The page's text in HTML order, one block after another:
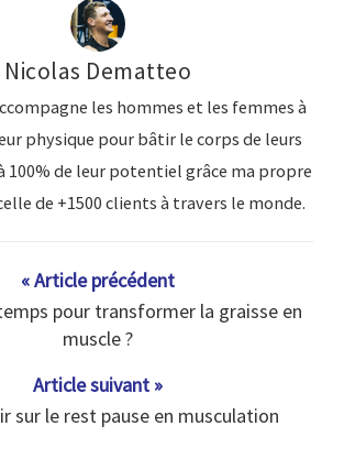
Nicolas Dematteo
les hommes et les femmes à
physique pour bâtir le corps de leurs
100% de leur potentiel grâce ma propre
de +1500 clients à travers le monde.
« Article précédent
pour transformer la graisse en
muscle ?
Article suivant »
sur le rest pause en musculation